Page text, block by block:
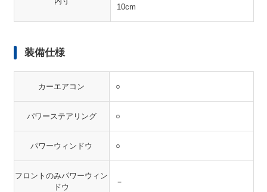
10cm
装備仕様
カーエアコン ○
パワーステアリング ○
パワーウィンドウ ○
フロントのみパワーウィン
ドウ
－